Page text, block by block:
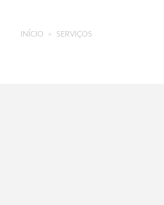
INÍCIO SERVIÇOS